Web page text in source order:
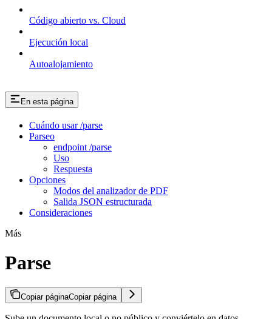
Código abierto vs. Cloud
Ejecución local
Autoalojamiento
En esta página
Cuándo usar /parse
Parseo
endpoint /parse
Uso
Respuesta
Opciones
Modos del analizador de PDF
Salida JSON estructurada
Consideraciones
Más
Parse
Copiar páginaCopiar página